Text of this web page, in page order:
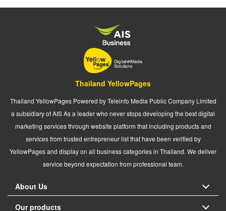
Thailand YellowPages
Thailand YellowPages Powered by Teleinfo Media Public Company Limited
a subsidiary of AIS As a leader who never stops developing the best digital
marketing services through website platform that including products and
services from trusted entrepreneur list that have been verified by
YellowPages and display on all business categories in Thailand. We deliver
service beyond expectation from professional team.
About Us
Our products